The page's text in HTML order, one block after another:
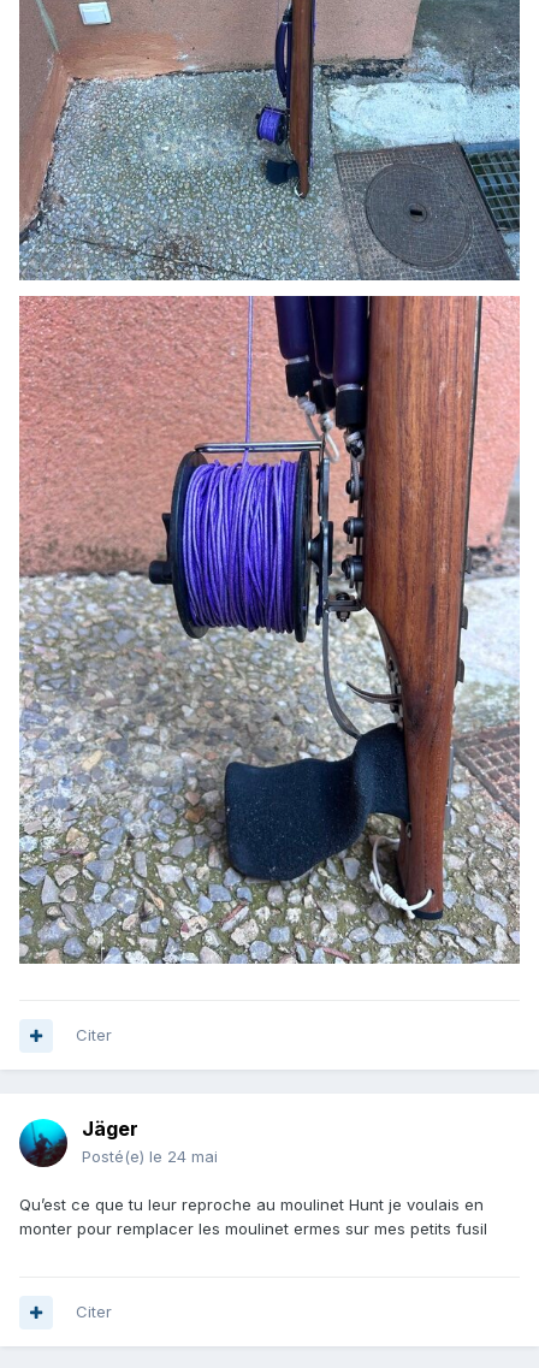
Citer
Jäger
Posté(e) le 24 mai
Qu’est ce que tu leur reproche au moulinet Hunt je voulais en
monter pour remplacer les moulinet ermes sur mes petits fusil
Citer